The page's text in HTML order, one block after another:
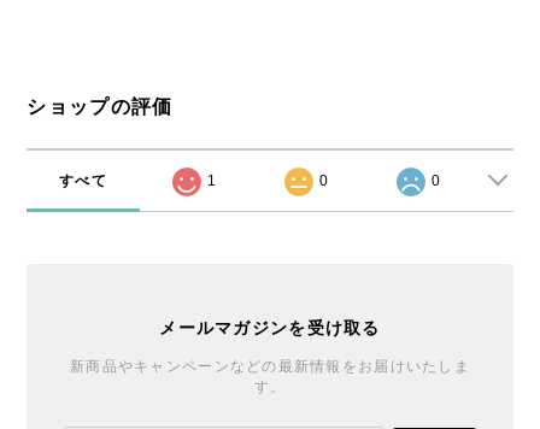
ショップの評価
すべて 1 0 0
メールマガジンを受け取る
新商品やキャンペーンなどの最新情報をお届けいたしま
す。